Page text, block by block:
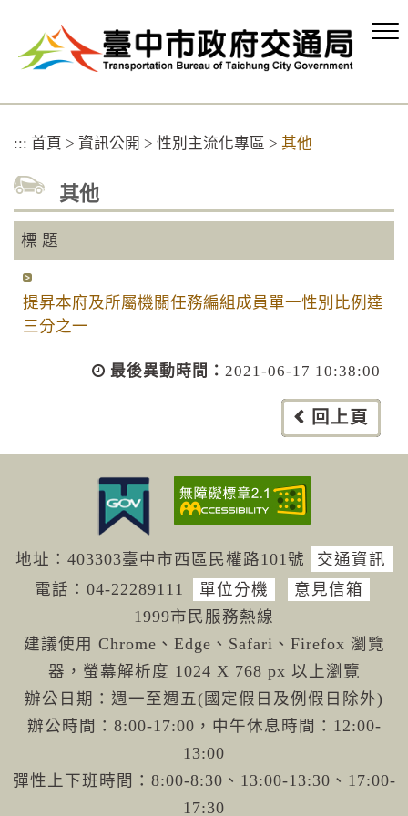
容
::: 首頁 > 資訊公開 > 性別主流化專區 > 其他
其他
標 題
提昇本府及所屬機關任務編組成員單一性別比例達
三分之一
最後異動時間： 2021-06-17 10:38:00
回上頁
地址︰403303臺中市西區民權路101號
交通資訊
電話︰04-22289111 單位分機
意見信箱
1999市民服務熱線
建議使用 Chrome、Edge、Safari、Firefox 瀏覽
器，螢幕解析度 1024 X 768 px 以上瀏覽
辦公日期：週一至週五(國定假日及例假日除外)
辦公時間：8:00-17:00，中午休息時間：12:00-
13:00
彈性上下班時間：8:00-8:30、13:00-13:30、17:00-
17:30